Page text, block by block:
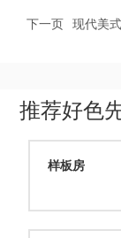
下一页 现代美
推荐好色
样板房